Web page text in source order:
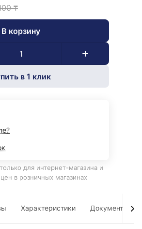
₸
В корзину
в 1 клик
для интернет-магазина и
в розничных магазинах
Характеристики Документы